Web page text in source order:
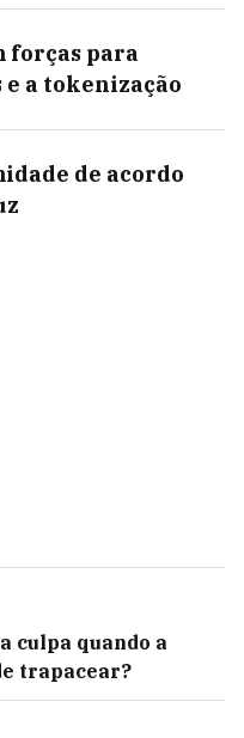
forças para
a tokenização
de acordo
culpa quando a
trapacear?